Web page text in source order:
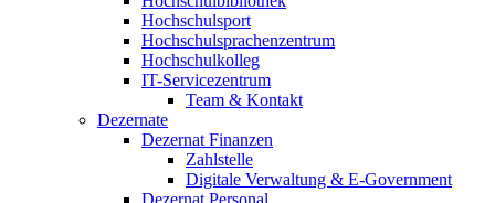
Hochschulsport
Hochschulsprachenzentrum
Hochschulkolleg
IT-Servicezentrum
Team & Kontakt
Dezernate
Dezernat Finanzen
Zahlstelle
Digitale Verwaltung & E-Government
Dezernat Personal